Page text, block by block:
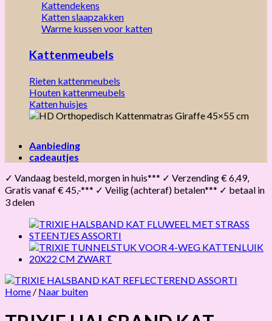
Kattendekens
Katten slaapzakken
Warme kussen voor katten
Kattenmeubels
Rieten kattenmeubels
Houten kattenmeubels
Katten huisjes
Aanbieding
cadeautjes
✓ Vandaag besteld, morgen in huis*** ✓ Verzending € 6,49,
Gratis vanaf € 45,-*** ✓ Veilig (achteraf) betalen*** ✓ betaal in
3 delen
Home / Naar buiten